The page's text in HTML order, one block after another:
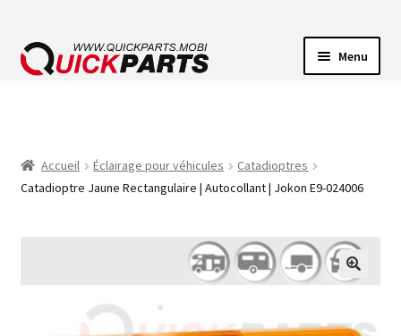
Menu
POMPES
Accueil Éclairage pour véhicules
Catadioptres
Catadioptre Jaune Rectangulaire | Autocollant | Jokon E9-024006